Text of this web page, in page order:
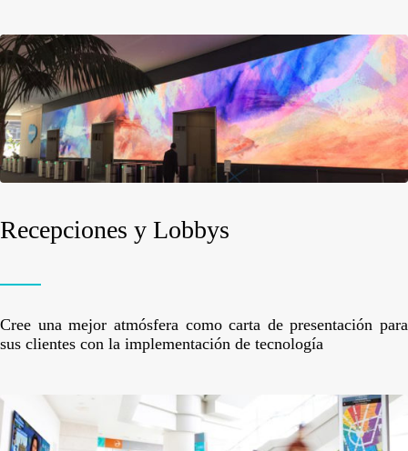
Recepciones y Lobbys
Cree una mejor atmósfera como carta de presentación para
sus clientes con la implementación de tecnología